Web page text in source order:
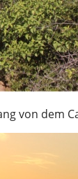
von dem